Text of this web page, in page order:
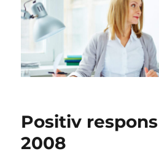
Positiv
2008